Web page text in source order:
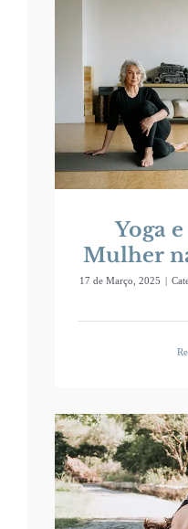
Yoga
Mulher
17 de Março, 2025 |